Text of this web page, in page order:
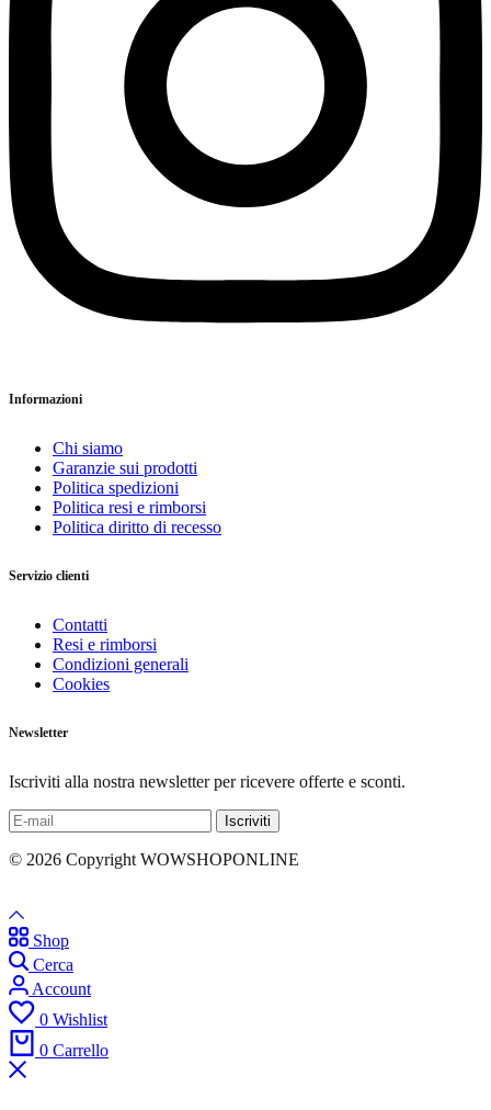
Informazioni
Chi siamo
Garanzie sui prodotti
Politica spedizioni
Politica resi e rimborsi
Politica diritto di recesso
Servizio clienti
Contatti
Resi e rimborsi
Condizioni generali
Cookies
Newsletter
Iscriviti alla nostra newsletter per ricevere offerte e sconti.
© 2026 Copyright WOWSHOPONLINE
Shop
Cerca
Account
0 Wishlist
0 Carrello